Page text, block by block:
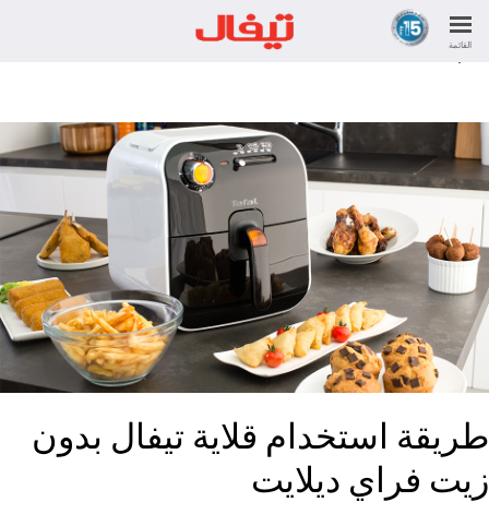
تعلموا طريقة استخدام قلاية تيفال فراي ديلايت الصحيحة حتى تستطيعوا
تحضير اطباق شهية ولذيذة مثل دجاج كامل، مقالي او حتى حلويات مثل
الكب كيك
القائمة
طريقة استخدام قلاية تيفال بدون
زيت فراي ديلايت